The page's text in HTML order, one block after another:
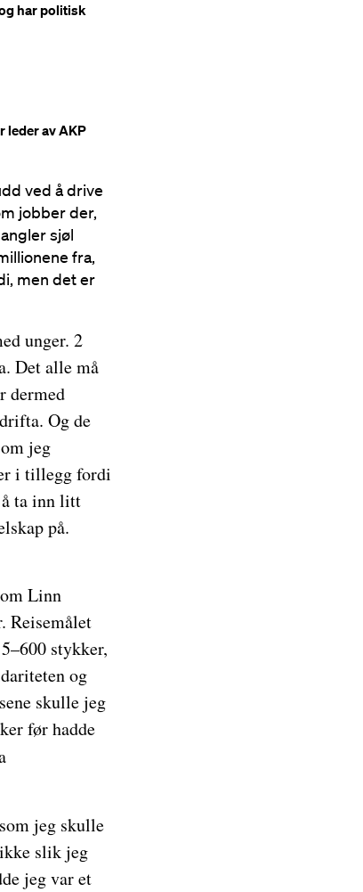
har politisk
leder av AKP
ved å drive
jobber der,
sjøl
fra,
men det er
unger. 2
Det alle må
dermed
Og de
jeg
i tillegg fordi
ta inn litt
på.
Linn
Reisemålet
stykker,
og
skulle jeg
før hadde
jeg skulle
slik jeg
jeg var et